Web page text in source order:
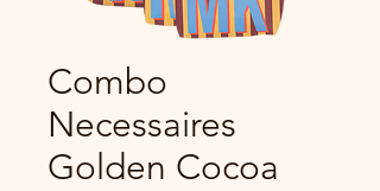
Combo
Necessaires
Golden Cocoa